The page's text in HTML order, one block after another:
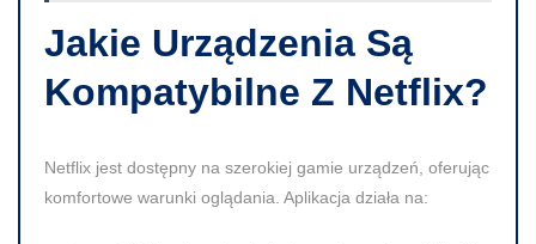
Jakie Urządzenia Są
Kompatybilne Z Netflix?
Netflix jest dostępny na szerokiej gamie urządzeń, oferując
komfortowe warunki oglądania. Aplikacja działa na: